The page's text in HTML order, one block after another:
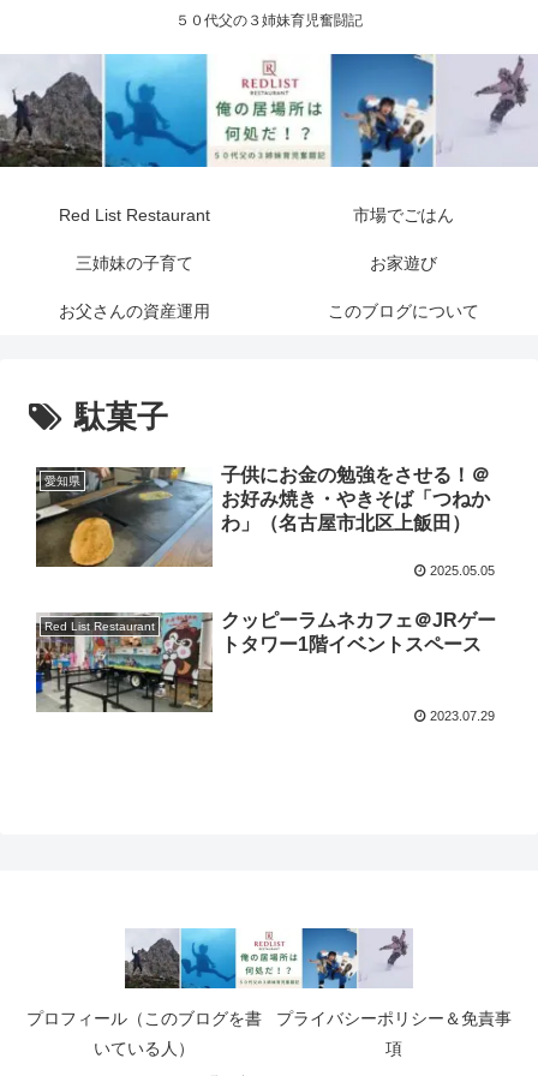
５０代父の３姉妹育児奮闘記
Red List Restaurant 市場でごはん
三姉妹の子育て お家遊び
お父さんの資産運用 このブログについて
駄菓子
愛知県
子供にお金の勉強をさせる！＠
お好み焼き・やきそば「つねか
わ」（名古屋市北区上飯田）
2025.05.05
Red List Restaurant
クッピーラムネカフェ＠JRゲー
トタワー1階イベントスペース
2023.07.29
プロフィール（このブログを書
いている人）
プライバシーポリシー＆免責事
項